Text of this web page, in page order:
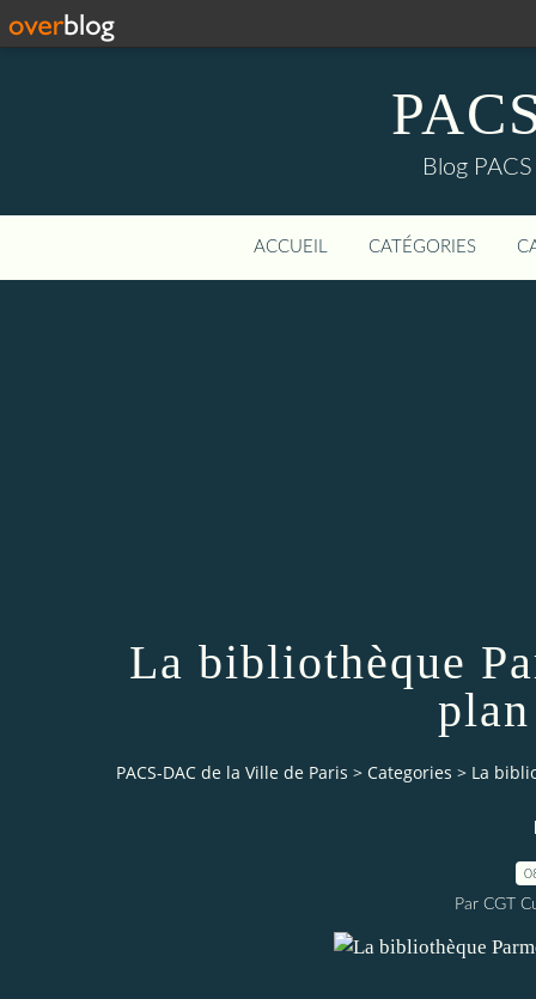
Blog
ACCUEIL CATÉGORIES
La bibliothèque
PACS-DAC de la Ville de Paris > Categories > La
Par CGT